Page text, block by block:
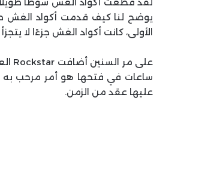
الأولى، كانت أكواد الغش جزءًا لا
ساعات في فتحها هو أمر مرحب به
عليها عقد من الزمن.